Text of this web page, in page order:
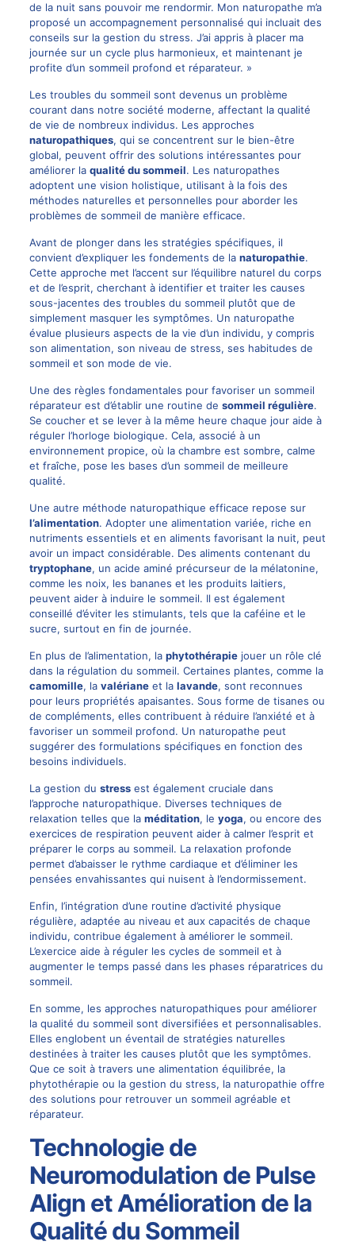
de la nuit sans pouvoir me rendormir. Mon naturopathe m’a
proposé un accompagnement personnalisé qui incluait des
conseils sur la gestion du stress. J’ai appris à placer ma
journée sur un cycle plus harmonieux, et maintenant je
profite d’un sommeil profond et réparateur. »
Les troubles du sommeil sont devenus un problème
courant dans notre société moderne, affectant la qualité
de vie de nombreux individus. Les approches
naturopathiques, qui se concentrent sur le bien-être
global, peuvent offrir des solutions intéressantes pour
améliorer la qualité du sommeil. Les naturopathes
adoptent une vision holistique, utilisant à la fois des
méthodes naturelles et personnelles pour aborder les
problèmes de sommeil de manière efficace.
Avant de plonger dans les stratégies spécifiques, il
convient d’expliquer les fondements de la naturopathie.
Cette approche met l’accent sur l’équilibre naturel du corps
et de l’esprit, cherchant à identifier et traiter les causes
sous-jacentes des troubles du sommeil plutôt que de
simplement masquer les symptômes. Un naturopathe
évalue plusieurs aspects de la vie d’un individu, y compris
son alimentation, son niveau de stress, ses habitudes de
sommeil et son mode de vie.
Une des règles fondamentales pour favoriser un sommeil
réparateur est d’établir une routine de sommeil régulière.
Se coucher et se lever à la même heure chaque jour aide à
réguler l’horloge biologique. Cela, associé à un
environnement propice, où la chambre est sombre, calme
et fraîche, pose les bases d’un sommeil de meilleure
qualité.
Une autre méthode naturopathique efficace repose sur
l’alimentation. Adopter une alimentation variée, riche en
nutriments essentiels et en aliments favorisant la nuit, peut
avoir un impact considérable. Des aliments contenant du
tryptophane, un acide aminé précurseur de la mélatonine,
comme les noix, les bananes et les produits laitiers,
peuvent aider à induire le sommeil. Il est également
conseillé d’éviter les stimulants, tels que la caféine et le
sucre, surtout en fin de journée.
En plus de l’alimentation, la phytothérapiejouer un rôle clé
dans la régulation du sommeil. Certaines plantes, comme la
camomille, la valérianeet la lavande, sont reconnues
pour leurs propriétés apaisantes. Sous forme de tisanes ou
de compléments, elles contribuent à réduire l’anxiété et à
favoriser un sommeil profond. Un naturopathe peut
suggérer des formulations spécifiques en fonction des
besoins individuels.
La gestion du stressest également cruciale dans
l’approche naturopathique. Diverses techniques de
relaxation telles que la méditation, le yoga, ou encore des
exercices de respiration peuvent aider à calmer l’esprit et
préparer le corps au sommeil. La relaxation profonde
permet d’abaisser le rythme cardiaque et d’éliminer les
pensées envahissantes qui nuisent à l’endormissement.
Enfin, l’intégration d’une routine d’activité physique
régulière, adaptée au niveau et aux capacités de chaque
individu, contribue également à améliorer le sommeil.
L’exercice aide à réguler les cycles de sommeil et à
augmenter le temps passé dans les phases réparatrices du
sommeil.
En somme, les approches naturopathiques pour améliorer
la qualité du sommeil sont diversifiées et personnalisables.
Elles englobent un éventail de stratégies naturelles
destinées à traiter les causes plutôt que les symptômes.
Que ce soit à travers une alimentation équilibrée, la
phytothérapie ou la gestion du stress, la naturopathie offre
des solutions pour retrouver un sommeil agréable et
réparateur.
Technologie de
Neuromodulation de Pulse
Align et Amélioration de la
Qualité du Sommeil